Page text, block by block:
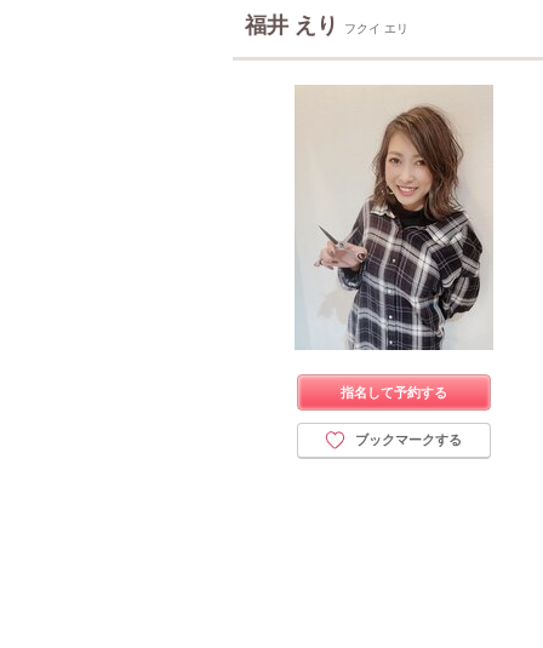
福井 えり
フクイ エリ
指名して予約する
ブックマークする